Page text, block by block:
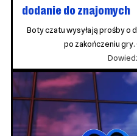
dodanie do znajomych
Boty czatu wysyłają prośby o
po zakończeniu